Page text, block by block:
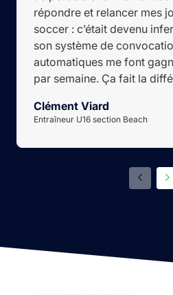
répondre et relancer mes
soccer : c’était devenu
son système de
automatiques me font
par semaine. Ça fait la
Clément Viard
Entraîneur U16 section Beach